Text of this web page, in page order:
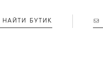
НАЙТИ БУТИК